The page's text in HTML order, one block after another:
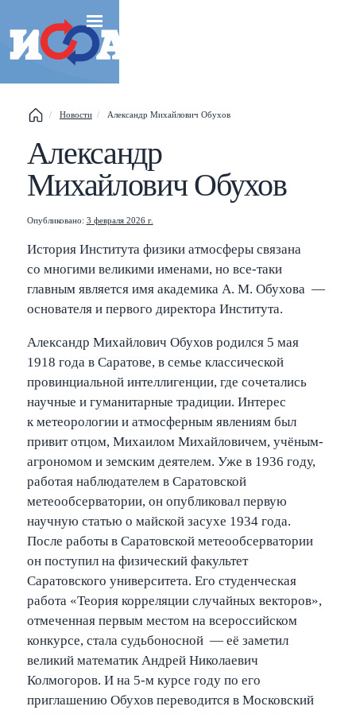
Новости Александр Михайлович Обухов
Александр
Михайлович Обухов
Опубликовано: 3 февраля 2026 г.
История Института физики атмосферы связана
со многими великими именами, но все-таки
главным является имя академика А. М. Обухова —
основателя и первого директора Института.
Александр Михайлович Обухов родился 5 мая
1918 года в Саратове, в семье классической
провинциальной интеллигенции, где сочетались
научные и гуманитарные традиции. Интерес
к метеорологии и атмосферным явлениям был
привит отцом, Михаилом Михайловичем, учёным-
агрономом и земским деятелем. Уже в 1936 году,
работая наблюдателем в Саратовской
метеообсерватории, он опубликовал первую
научную статью о майской засухе 1934 года.
После работы в Саратовской метеообсерватории
он поступил на физический факультет
Саратовского университета. Его студенческая
работа «Теория корреляции случайных векторов»,
отмеченная первым местом на всероссийском
конкурсе, стала судьбоносной — её заметил
великий математик Андрей Николаевич
Колмогоров. И на 5-м курсе году по его
приглашению Обухов переводится в Московский
This help popup Shift + ?
Navigate posts ← →